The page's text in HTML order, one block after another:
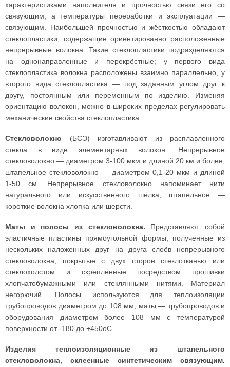
характеристиками наполнителя и прочностью связи его со
связующим, а температуры переработки и эксплуатации —
связующим. Наибольшей прочностью и жёсткостью обладают
стеклопластики, содержащие ориентированно расположенные
непрерывные волокна. Такие стеклопластики подразделяются
на однонаправленные и перекрёстные; у первого вида
стеклопластика волокна расположены взаимно параллельно, у
второго вида стеклопластика — под заданным углом друг к
другу, постоянным или переменным по изделию. Изменяя
ориентацию волокон, можно в широких пределах регулировать
механические свойства стеклопластика.
Стекловолокно (БСЭ) изготавливают из расплавленного
стекла в виде элементарных волокон. Непрерывное
стекловолокно — диаметром 3-100 мкм и длиной 20 км и более,
штапельное стекловолокно — диаметром 0,1-20 мкм и длиной
1-50 см. Непрерывное стекловолокно напоминает нити
натурального или искусственного шёлка, штапельное —
короткие волокна хлопка или шерсти.
Маты и полосы из стекловолокна. Представляют собой
эластичные пластины прямоугольной формы, полученные из
нескольких наложенных друг на друга слоёв непрерывного
стекловолокна, покрытые с двух сторон стеклотканью или
стеклохолстом и скреплённые посредством прошивки
хлопчатобумажными или стеклянными нитями. Материал
негорючий. Полосы используются для теплоизоляции
трубопроводов диаметром до 108 мм, маты — трубопроводов и
оборудования диаметром более 108 мм с температурой
поверхности от -180 до +450оС.
Изделия теплоизоляционные из штапельного
стекловолокна, склеенные синтетическим связующим.